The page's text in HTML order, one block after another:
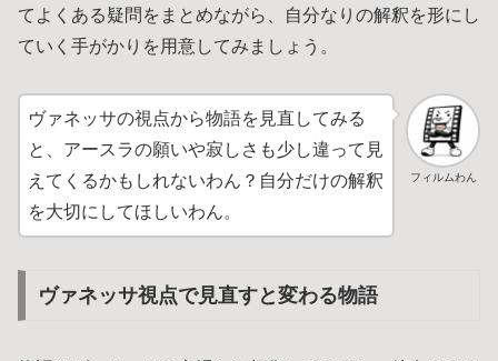
てよくある疑問をまとめながら、自分なりの解釈を形にし
ていく手がかりを用意してみましょう。
フィルムわん
ヴァネッサの視点から物語を見直してみる
と、アースラの願いや寂しさも少し違って見
えてくるかもしれないわん？自分だけの解釈
を大切にしてほしいわん。
ヴァネッサ視点で見直すと変わる物語